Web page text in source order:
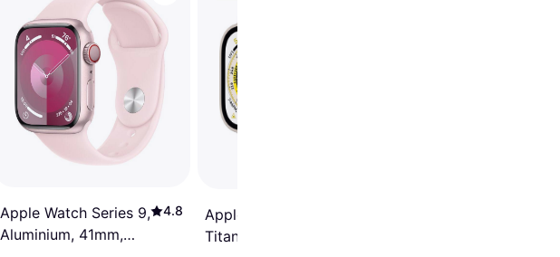
Apple Watch Series 9,
Aluminium, 41mm,
4.8
Apple Watch Ultra
Titanium Case with